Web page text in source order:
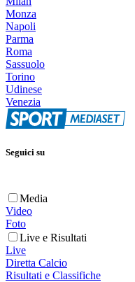
Monza
Napoli
Parma
Roma
Sassuolo
Torino
Udinese
Venezia
Seguici su
Media
Video
Foto
Live e Risultati
Live
Diretta Calcio
Risultati e Classifiche